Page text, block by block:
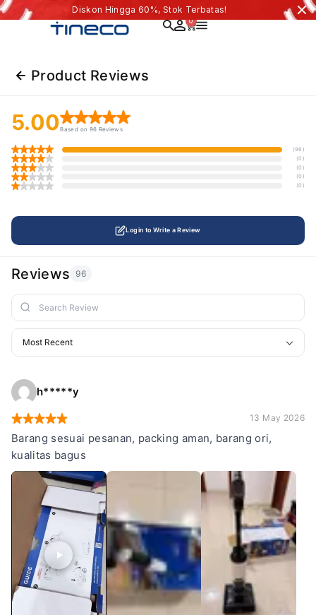
Diskon Hingga 60%, Stok Terbatas!
0
Product Reviews
5.00Based on 96 Reviews
(96)
(0)
(0)
(0)
(0)
Login to Write a Review
Reviews 96
h*****y
13 May 2026
Barang sesuai pesanan, packing aman, barang ori,
kualitas bagus